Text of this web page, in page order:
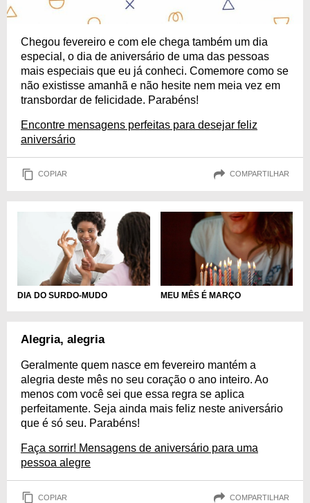
Chegou fevereiro e com ele chega também um dia
especial, o dia de aniversário de uma das pessoas
mais especiais que eu já conheci. Comemore como se
não existisse amanhã e não hesite nem meia vez em
transbordar de felicidade. Parabéns!
Encontre mensagens perfeitas para desejar feliz
aniversário
COPIAR COMPARTILHAR
DIA DO SURDO-MUDO MEU MÊS É MARÇO
Alegria, alegria
Geralmente quem nasce em fevereiro mantém a
alegria deste mês no seu coração o ano inteiro. Ao
menos com você sei que essa regra se aplica
perfeitamente. Seja ainda mais feliz neste aniversário
que é só seu. Parabéns!
Faça sorrir! Mensagens de aniversário para uma
pessoa alegre
COPIAR COMPARTILHAR